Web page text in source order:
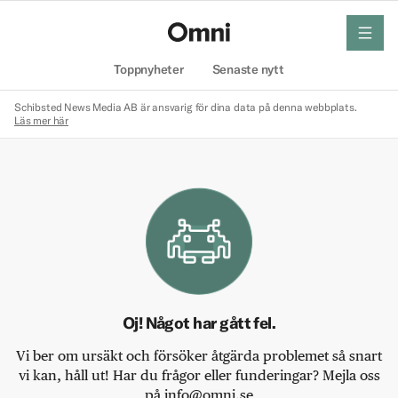
Toppnyheter Senaste nytt
meny
Schibsted News Media AB är ansvarig för dina data på denna webbplats.
Läs mer här
Oj! Något har gått fel.
Vi ber om ursäkt och försöker åtgärda problemet så snart
vi kan, håll ut! Har du frågor eller funderingar? Mejla oss